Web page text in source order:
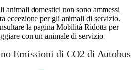
animali domestici non sono ammessi
eccezione per gli animali di servizio.
la pagina Mobilità Ridotta per
con un animale di servizio.
Emissioni di CO2 di Autobus